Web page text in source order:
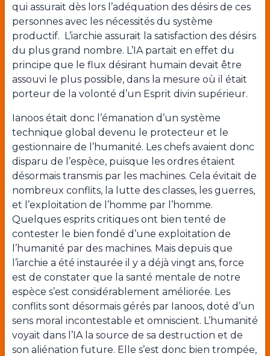
qui assurait dès lors l’adéquation des désirs de ces
personnes avec les nécessités du système
productif. L’iarchie assurait la satisfaction des désirs
du plus grand nombre. L’IA partait en effet du
principe que le flux désirant humain devait être
assouvi le plus possible, dans la mesure où il était
porteur de la volonté d’un Esprit divin supérieur.
Ianoos était donc l’émanation d’un système
technique global devenu le protecteur et le
gestionnaire de l’humanité. Les chefs avaient donc
disparu de l’espèce, puisque les ordres étaient
désormais transmis par les machines. Cela évitait de
nombreux conflits, la lutte des classes, les guerres,
et l’exploitation de l’homme par l’homme.
Quelques esprits critiques ont bien tenté de
contester le bien fondé d’une exploitation de
l’humanité par des machines. Mais depuis que
l’iarchie a été instaurée il y a déjà vingt ans, force
est de constater que la santé mentale de notre
espèce s’est considérablement améliorée. Les
conflits sont désormais gérés par Ianoos, doté d’un
sens moral incontestable et omniscient. L’humanité
voyait dans l’IA la source de sa destruction et de
son aliénation future. Elle s’est donc bien trompée,